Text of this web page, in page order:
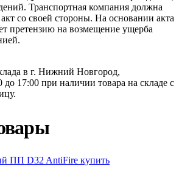
Транспортная компания должна
со своей стороны. На основании акта
претензию на возмещение ущерба
в г. Нижний Новгород,
до 17:00 при наличии товара на складе с